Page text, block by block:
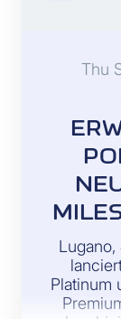
Thu
Platinum